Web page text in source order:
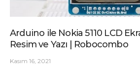
Arduino ile Nokia 5110 LCD
Resim ve Yazı | Robocombo
Kasım 16, 2021